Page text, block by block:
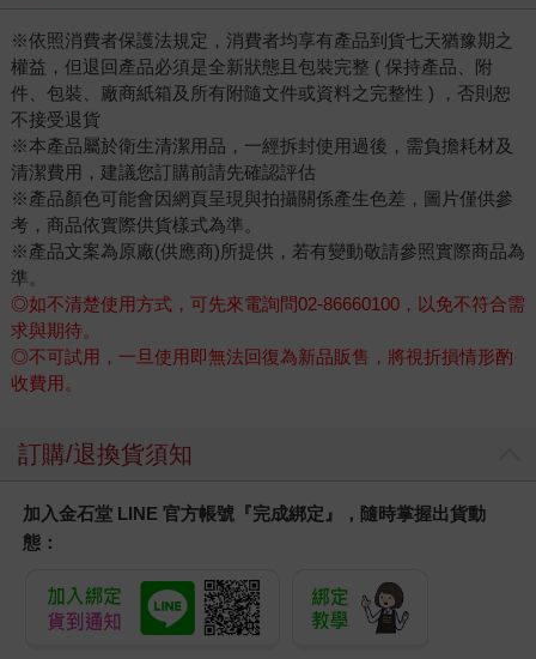
※依照消費者保護法規定，消費者均享有產品到貨七天猶豫期之
權益，但退回產品必須是全新狀態且包裝完整 ( 保持產品、附
件、包裝、廠商紙箱及所有附隨文件或資料之完整性 ) ，否則恕
不接受退貨
※本產品屬於衛生清潔用品，一經拆封使用過後，需負擔耗材及
清潔費用，建議您訂購前請先確認評估
※產品顏色可能會因網頁呈現與拍攝關係產生色差，圖片僅供參
考，商品依實際供貨樣式為準。
※產品文案為原廠(供應商)所提供，若有變動敬請參照實際商品為
準。
◎如不清楚使用方式，可先來電詢問02-86660100，以免不符合需
求與期待。
◎不可試用，一旦使用即無法回復為新品販售，將視折損情形酌
收費用。
訂購/退換貨須知
加入金石堂 LINE 官方帳號『完成綁定』，隨時掌握出貨動
態：